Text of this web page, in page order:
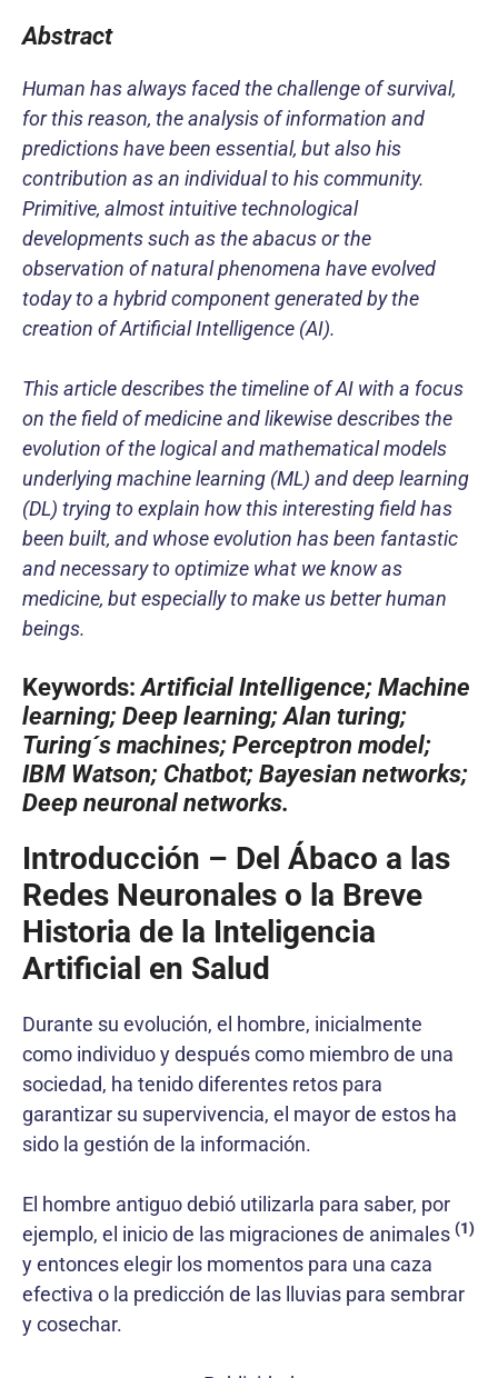
Abstract
Human has always faced the challenge of survival,
for this reason, the analysis of information and
predictions have been essential, but also his
contribution as an individual to his community.
Primitive, almost intuitive technological
developments such as the abacus or the
observation of natural phenomena have evolved
today to a hybrid component generated by the
creation of Artificial Intelligence (AI).
This article describes the timeline of AI with a focus
on the field of medicine and likewise describes the
evolution of the logical and mathematical models
underlying machine learning (ML) and deep learning
(DL) trying to explain how this interesting field has
been built, and whose evolution has been fantastic
and necessary to optimize what we know as
medicine, but especially to make us better human
beings.
Keywords:Artificial Intelligence; Machine
learning; Deep learning; Alan turing;
Turing´s machines; Perceptron model;
IBM Watson; Chatbot; Bayesian networks;
Deep neuronal networks.
Introducción – Del Ábaco a las
Redes Neuronales o la Breve
Historia de la Inteligencia
Artificial en Salud
Durante su evolución, el hombre, inicialmente
como individuo y después como miembro de una
sociedad, ha tenido diferentes retos para
garantizar su supervivencia, el mayor de estos ha
sido la gestión de la información.
El hombre antiguo debió utilizarla para saber, por
ejemplo, el inicio de las migraciones de animales (1)
y entonces elegir los momentos para una caza
efectiva o la predicción de las lluvias para sembrar
y cosechar.